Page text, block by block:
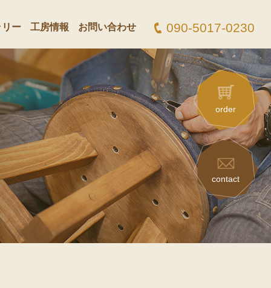
ー 工房情報 お問い合わせ 090-5017-0230
order
contact